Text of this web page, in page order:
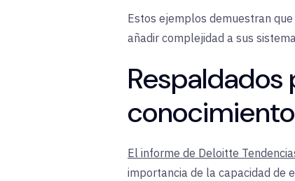
Estos ejemplos demuestran
añadir complejidad a sus
Respaldados
conocimiento
El informe de Deloitte
importancia de la capacidad de